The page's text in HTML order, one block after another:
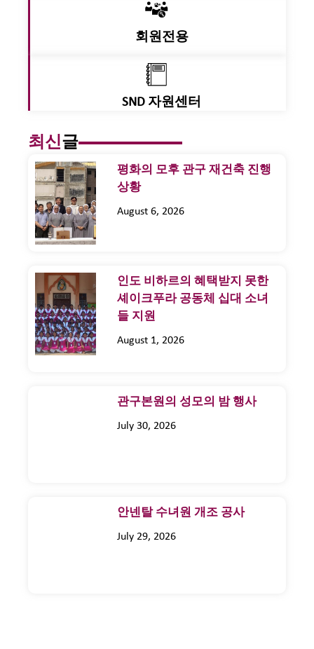
회원전용
SND 자원센터
최신글
평화의 모후 관구 재건축 진행
상황
August 6, 2026
인도 비하르의 혜택받지 못한
셰이크푸라 공동체 십대 소녀
들 지원
August 1, 2026
관구본원의 성모의 밤 행사
July 30, 2026
안넨탈 수녀원 개조 공사
July 29, 2026